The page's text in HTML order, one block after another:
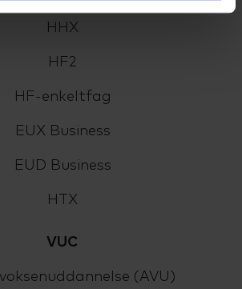
HHX
HF2
HF-enkeltfag
EUX Business
EUD Business
HTX
VUC
(AVU)